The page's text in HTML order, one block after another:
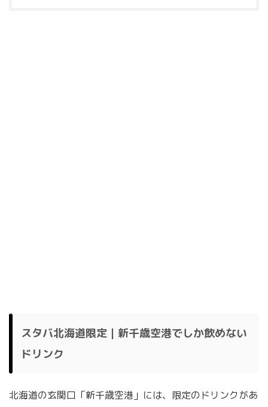
スタバ北海道限定｜新千歳空港でしか飲めない
ドリンク
北海道の玄関口「新千歳空港」には、限定のドリンクがあ